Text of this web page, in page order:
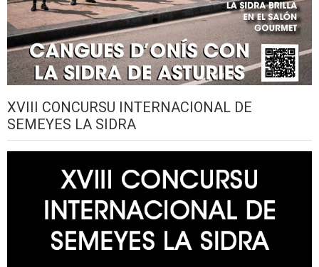
XVIII CONCURSU INTERNACIONAL DE
SEMEYES LA SIDRA